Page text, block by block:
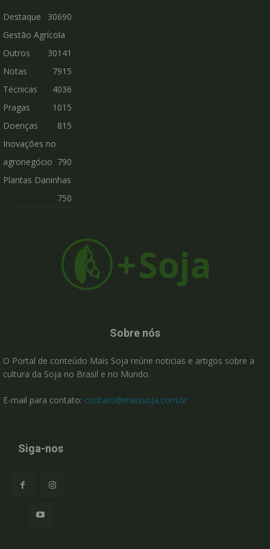
Destaque
30690
Gestão Agrícola
30141
Outros
7915
Notas
Técnicas
4036
Pragas
1015
Doenças
815
Inovações no
agronegócio 790
Plantas Daninhas
750
Sobre nós
O Portal de conteúdo Mais Soja reúne noticias e artigos sobre a
cultura da Soja no Brasil e no Mundo.
E-mail para contato: contato@maissoja.com.br
Siga-nos